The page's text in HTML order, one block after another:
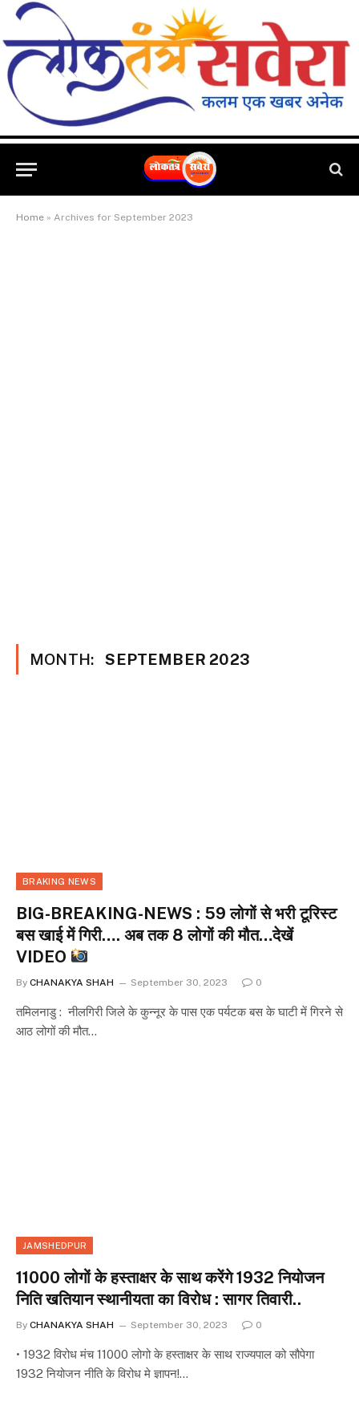
Home » Archives for September 2023
MONTH: SEPTEMBER 2023
BRAKING NEWS
BIG-BREAKING-NEWS : 59 लोगों से भरी टूरिस्ट
बस खाई में गिरी…. अब तक 8 लोगों की मौत…देखें
VIDEO
By CHANAKYA SHAH September 30, 2023 0
तमिलनाडु : नीलगिरी जिले के कुन्नूर के पास एक पर्यटक बस के घाटी में गिरने से
आठ लोगों की मौत…
JAMSHEDPUR
11000 लोगों के हस्ताक्षर के साथ करेंगे 1932 नियोजन
निति खतियान स्थानीयता का विरोध : सागर तिवारी..
By CHANAKYA SHAH September 30, 2023 0
• 1932 विरोध मंच 11000 लोगो के हस्ताक्षर के साथ राज्यपाल को सौपेगा
1932 नियोजन नीति के विरोध मे ज्ञापन!…